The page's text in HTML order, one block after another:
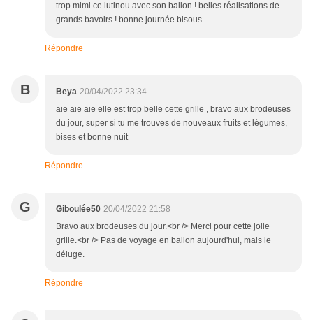
trop mimi ce lutinou avec son ballon ! belles réalisations de
grands bavoirs ! bonne journée bisous
Répondre
B Beya 20/04/2022 23:34
aie aie aie elle est trop belle cette grille , bravo aux brodeuses
du jour, super si tu me trouves de nouveaux fruits et légumes,
bises et bonne nuit
Répondre
G Giboulée50 20/04/2022 21:58
Bravo aux brodeuses du jour.<br /> Merci pour cette jolie
grille.<br /> Pas de voyage en ballon aujourd'hui, mais le
déluge.
Répondre